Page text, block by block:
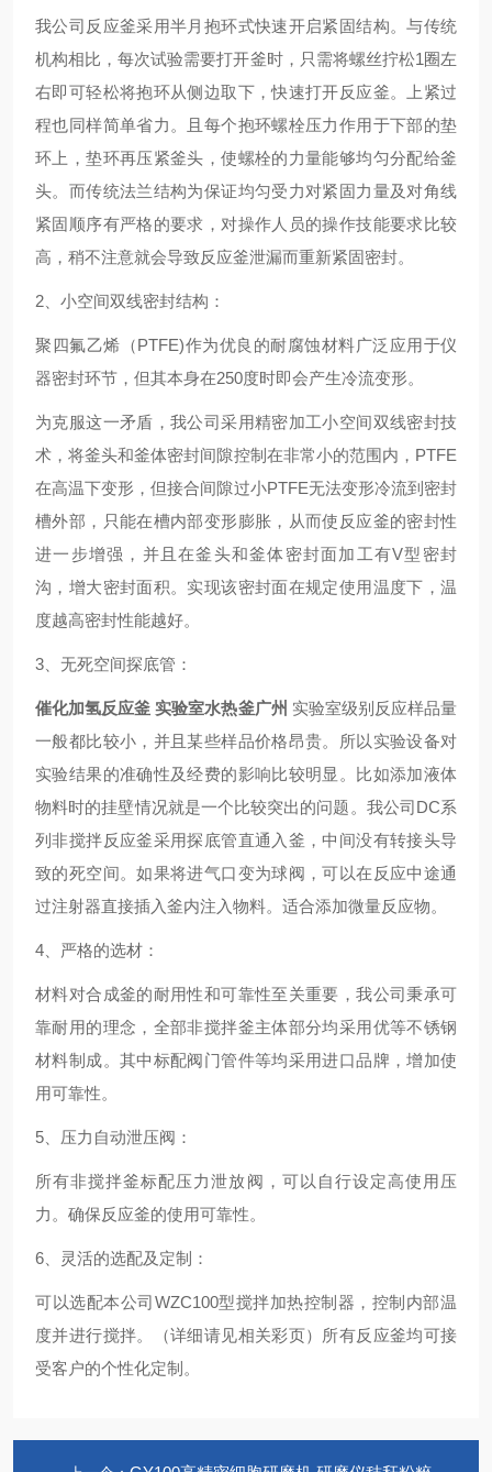
我公司反应釜采用半月抱环式快速开启紧固结构。与传统
机构相比，每次试验需要打开釜时，只需将螺丝拧松1圈左
右即可轻松将抱环从侧边取下，快速打开反应釜。上紧过
程也同样简单省力。且每个抱环螺栓压力作用于下部的垫
环上，垫环再压紧釜头，使螺栓的力量能够均匀分配给釜
头。而传统法兰结构为保证均匀受力对紧固力量及对角线
紧固顺序有严格的要求，对操作人员的操作技能要求比较
高，稍不注意就会导致反应釜泄漏而重新紧固密封。
2、小空间双线密封结构：
聚四氟乙烯（PTFE)作为优良的耐腐蚀材料广泛应用于仪
器密封环节，但其本身在250度时即会产生冷流变形。
为克服这一矛盾，我公司采用精密加工小空间双线密封技
术，将釜头和釜体密封间隙控制在非常小的范围内，PTFE
在高温下变形，但接合间隙过小PTFE无法变形冷流到密封
槽外部，只能在槽内部变形膨胀，从而使反应釜的密封性
进一步增强，并且在釜头和釜体密封面加工有V型密封
沟，增大密封面积。实现该密封面在规定使用温度下，温
度越高密封性能越好。
3、无死空间探底管：
催化加氢反应釜 实验室水热釜广州 实验室级别反应样品量
一般都比较小，并且某些样品价格昂贵。所以实验设备对
实验结果的准确性及经费的影响比较明显。比如添加液体
物料时的挂壁情况就是一个比较突出的问题。我公司DC系
列非搅拌反应釜采用探底管直通入釜，中间没有转接头导
致的死空间。如果将进气口变为球阀，可以在反应中途通
过注射器直接插入釜内注入物料。适合添加微量反应物。
4、严格的选材：
材料对合成釜的耐用性和可靠性至关重要，我公司秉承可
靠耐用的理念，全部非搅拌釜主体部分均采用优等不锈钢
材料制成。其中标配阀门管件等均采用进口品牌，增加使
用可靠性。
5、压力自动泄压阀：
所有非搅拌釜标配压力泄放阀，可以自行设定高使用压
力。确保反应釜的使用可靠性。
6、灵活的选配及定制：
可以选配本公司WZC100型搅拌加热控制器，控制内部温
度并进行搅拌。（详细请见相关彩页）所有反应釜均可接
受客户的个性化定制。